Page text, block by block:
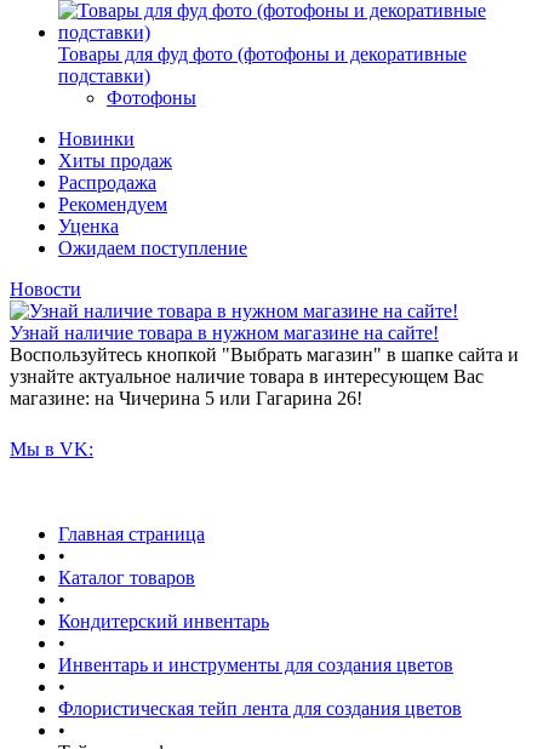
Товары для фуд фото (фотофоны и декоративные
подставки)
Фотофоны
Новинки
Хиты продаж
Распродажа
Рекомендуем
Уценка
Ожидаем поступление
Новости
Узнай наличие товара в нужном магазине на сайте!
Воспользуйтесь кнопкой "Выбрать магазин" в шапке сайта и
узнайте актуальное наличие товара в интересующем Вас
магазине: на Чичерина 5 или Гагарина 26!
Мы в VK:
Главная страница
•
Каталог товаров
•
Кондитерский инвентарь
•
Инвентарь и инструменты для создания цветов
•
Флористическая тейп лента для создания цветов
•